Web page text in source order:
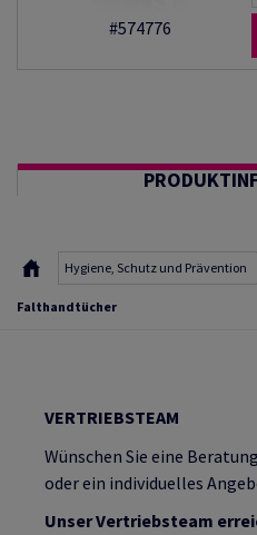
#574776
Hygiene, Schutz und Prävention
Falthandtücher
VERTRIEBSTEAM
Wünschen Sie eine
oder ein individuelles
Unser Vertriebsteam